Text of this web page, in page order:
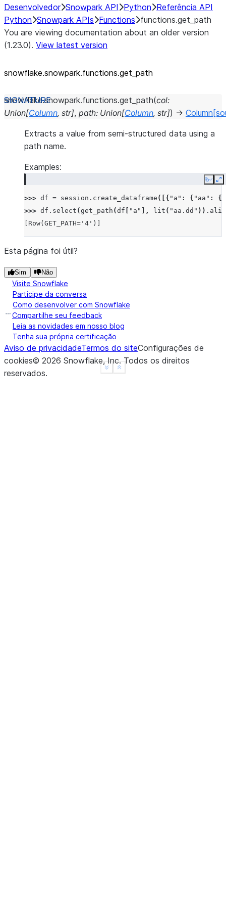
Desenvolvedor Snowpark API Python Referência API
Python Snowpark APIs Functions functions.get_path
You are viewing documentation about an older version
(1.23.0). View latest version
snowflake.snowpark.functions.get_ path
snowflake.snowpark.functions.get_path(col:
Union[Column, str], path: Union[Column, str]) → Column
Extracts a value from semi-structured data using a
path name.
Examples:
Copy
>>> df = session . create_dataframe ([{ "a" : { "aa" : {
>>> df . select (get_path (df "a" ], lit ( "aa.dd" )) .
[Row(GET_PATH='4')]
Show less
See more
Esta página foi útil?
Sim Não
Visite Snowflake
Participe da conversa
Como desenvolver com Snowflake
Compartilhe seu feedback
Leia as novidades em nosso blog
Tenha sua própria certificação
Aviso de privacidadeTermos do siteConfigurações de
cookies© 2026 Snowflake, Inc. Todos os direitos
reservados.